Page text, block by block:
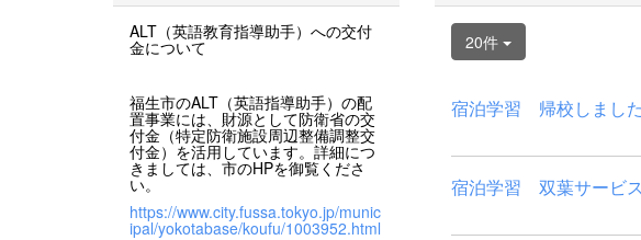
20件
宿泊学習 帰校しました
宿泊学習 双葉サービ
ALT（英語教育指導助手）への交付
金について
福生市のALT（英語指導助手）の配
置事業には、財源として防衛省の交
付金（特定防衛施設周辺整備調整交
付金）を活用しています。詳細につ
きましては、市のHPを御覧くださ
い。
https://www.city.fussa.tokyo.jp/munic
ipal/yokotabase/koufu/1003952.html